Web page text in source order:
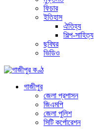
ফিচার
ইতিহাস
ঐতিহ্য
শিল্প-সাহিত্য
ছবিঘর
ভিডিও
গাজীপুর
জেলা প্রশাসন
জিএমপি
জেলা পুলিশ
সিটি কর্পোরেশন